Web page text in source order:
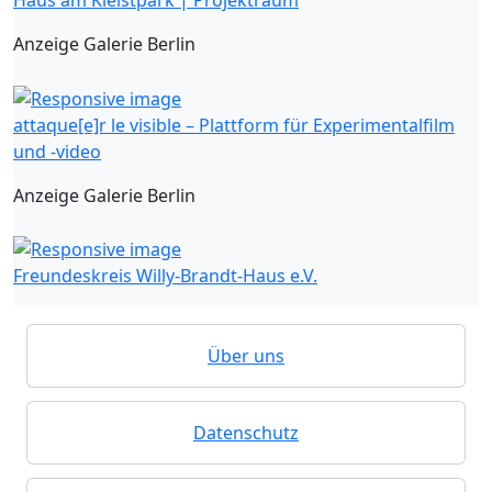
Anzeige Galerie Berlin
attaque[e]r le visible – Plattform für Experimentalfilm
und -video
Anzeige Galerie Berlin
Freundeskreis Willy-Brandt-Haus e.V.
Über uns
Datenschutz